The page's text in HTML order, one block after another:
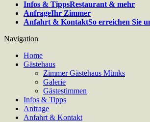
Infos & TippsRestaurant & mehr
AnfrageIhr Zimmer
Anfahrt & KontaktSo erreichen Sie
Navigation
Home
Gästehaus
Zimmer Gästehaus Münks
Galerie
Gästestimmen
Infos & Tipps
Anfrage
Anfahrt & Kontakt